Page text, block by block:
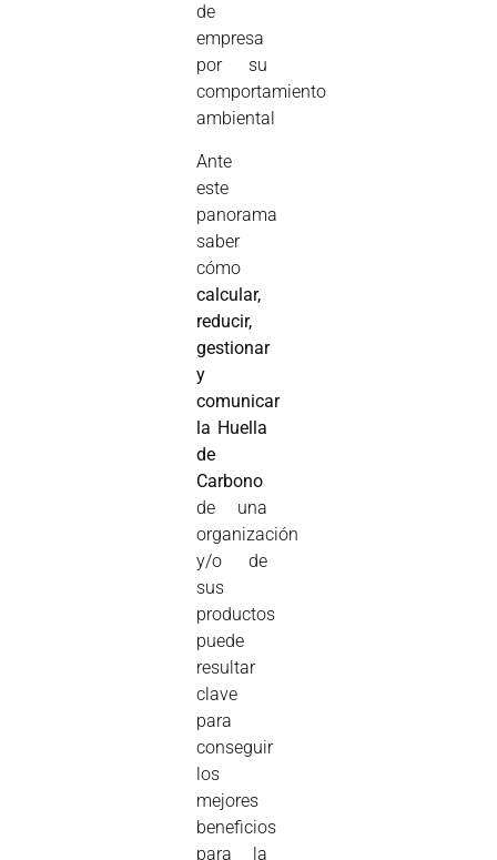
de
empresa
por su
comportamiento
ambiental
Ante
este
panorama
saber
cómo
calcular,
reducir,
gestionar
y
comunicar
la Huella
de
Carbono
de una
organización
y/o de
sus
productos
puede
resultar
clave
para
conseguir
los
mejores
beneficios
para la